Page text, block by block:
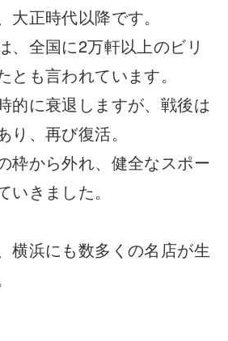
大正時代以降です。
、全国に2万軒以上のビリ
とも言われています。
的に衰退しますが、戦後は
り、再び復活。
枠から外れ、健全なスポー
きました。
横浜にも数多くの名店が生